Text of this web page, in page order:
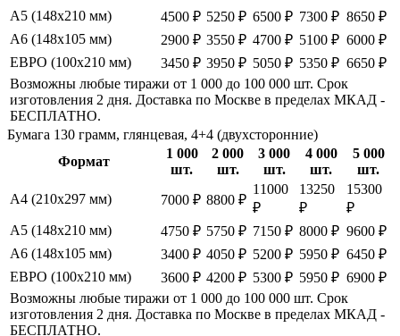
А5 (148х210 мм)
4500 ₽ 5250 ₽ 6500 ₽ 7300 ₽ 8650 ₽
А6 (148х105 мм)
2900 ₽ 3550 ₽ 4700 ₽ 5100 ₽ 6000 ₽
ЕВРО (100х210 мм)
3450 ₽ 3950 ₽ 5050 ₽ 5350 ₽ 6650 ₽
Возможны любые тиражи от 1 000 до 100 000 шт. Срок
изготовления 2 дня. Доставка по Москве в пределах МКАД -
БЕСПЛАТНО.
Бумага 130 грамм, глянцевая, 4+4 (двухсторонние)
Формат
1 000
шт.
2 000
шт.
3 000
шт.
4 000
шт.
5 000
шт.
А4 (210х297 мм)
7000 ₽ 8800 ₽
11000
₽
13250
₽
15300
₽
А5 (148х210 мм)
4750 ₽ 5750 ₽ 7150 ₽ 8000 ₽ 9600 ₽
А6 (148х105 мм)
3400 ₽ 4050 ₽ 5200 ₽ 5950 ₽ 6450 ₽
ЕВРО (100х210 мм)
3600 ₽ 4200 ₽ 5300 ₽ 5950 ₽ 6900 ₽
Возможны любые тиражи от 1 000 до 100 000 шт. Срок
изготовления 2 дня. Доставка по Москве в пределах МКАД -
БЕСПЛАТНО.